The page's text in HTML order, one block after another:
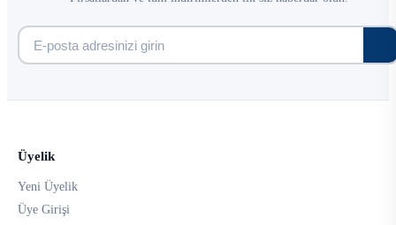
Üyelik
Yeni Üyelik
Üye Girişi